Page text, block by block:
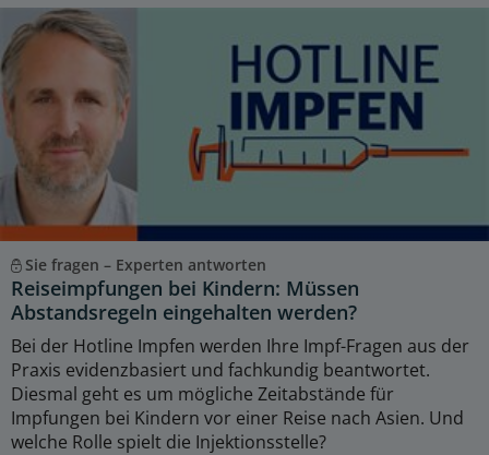
Sie fragen – Experten antworten
Reiseimpfungen bei Kindern: Müssen
Abstandsregeln eingehalten werden?
Bei der Hotline Impfen werden Ihre Impf-Fragen aus der
Praxis evidenzbasiert und fachkundig beantwortet.
Diesmal geht es um mögliche Zeitabstände für
Impfungen bei Kindern vor einer Reise nach Asien. Und
welche Rolle spielt die Injektionsstelle?